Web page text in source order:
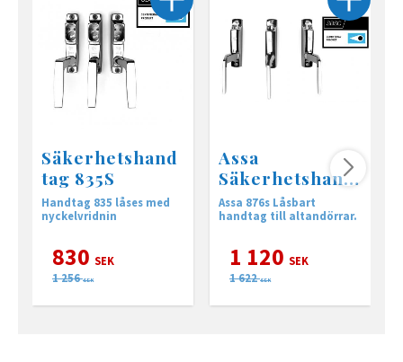
Säkerhetshand
tag 835S
Handtag 835 låses med
nyckelvridnin
830 SEK
1 256 SEK
Assa
Säkerhetshand
tag 876s inkl
cylinder
Assa 876s Låsbart
handtag till altandörrar.
1 120 SEK
1 622 SEK